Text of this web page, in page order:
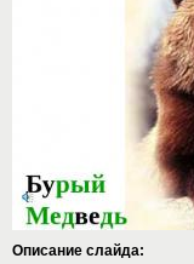
Описание слайда: